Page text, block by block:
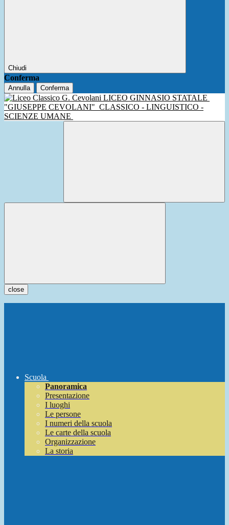
Chiudi
Conferma
Annulla Conferma
LICEO GINNASIO STATALE
"GIUSEPPE CEVOLANI" CLASSICO - LINGUISTICO -
SCIENZE UMANE
close
Scuola
Panoramica
Presentazione
I luoghi
Le persone
I numeri della scuola
Le carte della scuola
Organizzazione
La storia